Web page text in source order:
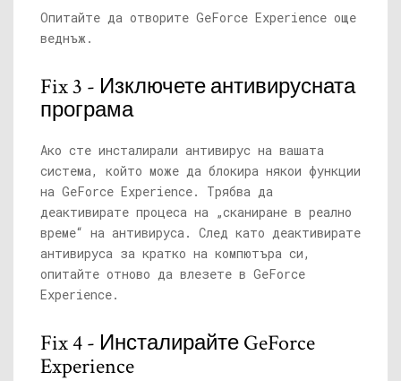
Опитайте да отворите GeForce Experience още
веднъж.
Fix 3 - Изключете антивирусната
програма
Ако сте инсталирали антивирус на вашата
система, който може да блокира някои функции
на GeForce Experience. Трябва да
деактивирате процеса на „сканиране в реално
време“ на антивируса. След като деактивирате
антивируса за кратко на компютъра си,
опитайте отново да влезете в GeForce
Experience.
Fix 4 - Инсталирайте GeForce
Experience